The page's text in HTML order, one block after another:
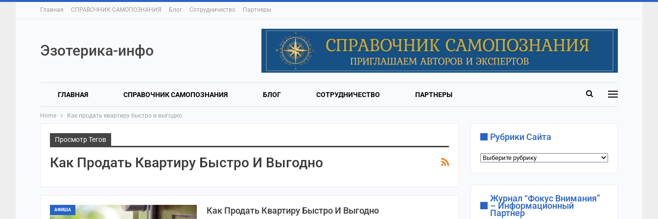
Главная СПРАВОЧНИК САМОПОЗНАНИЯ Блог Сотрудничество Партнеры
Эзотерика-инфо
ГЛАВНАЯ СПРАВОЧНИК САМОПОЗНАНИЯ БЛОГ СОТРУДНИЧЕСТВО ПАРТНЕРЫ
Home Как продать квартиру быстро и выгодно
Просмотр Тегов
Как Продать Квартиру Быстро И Выгодно
АФИША Как Продать Квартиру Быстро И Выгодно
Рубрики Сайта
Рубрики
Журнал “Фокус Внимания”
– Информационный
Партнер